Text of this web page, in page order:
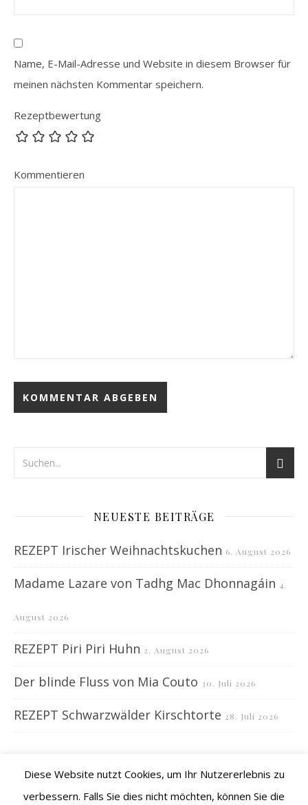
Name, E-Mail-Adresse und Website in diesem Browser für
meinen nächsten Kommentar speichern.
Rezeptbewertung
Kommentieren
NEUESTE BEITRÄGE
REZEPT Irischer Weihnachtskuchen 6. August 2026
Madame Lazare von Tadhg Mac Dhonnagáin 4.
August 2026
REZEPT Piri Piri Huhn 2. August 2026
Der blinde Fluss von Mia Couto 30. Juli 2026
REZEPT Schwarzwälder Kirschtorte 28. Juli 2026
Diese Website nutzt Cookies, um Ihr Nutzererlebnis zu
verbessern. Falls Sie dies nicht möchten, können Sie die